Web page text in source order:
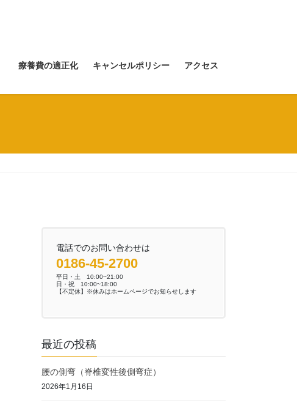
療養費の適正化 キャンセルポリシー アクセス
電話でのお問い合わせは
0186-45-2700
平日・土 10:00~21:00
日・祝 10:00~18:00
【不定休】※休みはホームページでお知らせします
最近の投稿
腰の側弯（脊椎変性後側弯症）
2026年1月16日